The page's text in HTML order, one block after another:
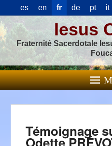
es en fr de pt it
Iesus
Fraternité Sacerdotale
Témoignage
Odette